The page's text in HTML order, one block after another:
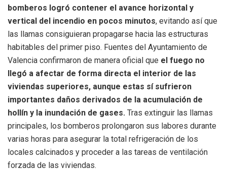
bomberos logró contener el avance horizontal y
vertical del incendio en pocos minutos, evitando así que
las llamas consiguieran propagarse hacia las estructuras
habitables del primer piso. Fuentes del Ayuntamiento de
Valencia confirmaron de manera oficial que el fuego no
llegó a afectar de forma directa el interior de las
viviendas superiores, aunque estas sí sufrieron
importantes daños derivados de la acumulación de
hollín y la inundación de gases. Tras extinguir las llamas
principales, los bomberos prolongaron sus labores durante
varias horas para asegurar la total refrigeración de los
locales calcinados y proceder a las tareas de ventilación
forzada de las viviendas.